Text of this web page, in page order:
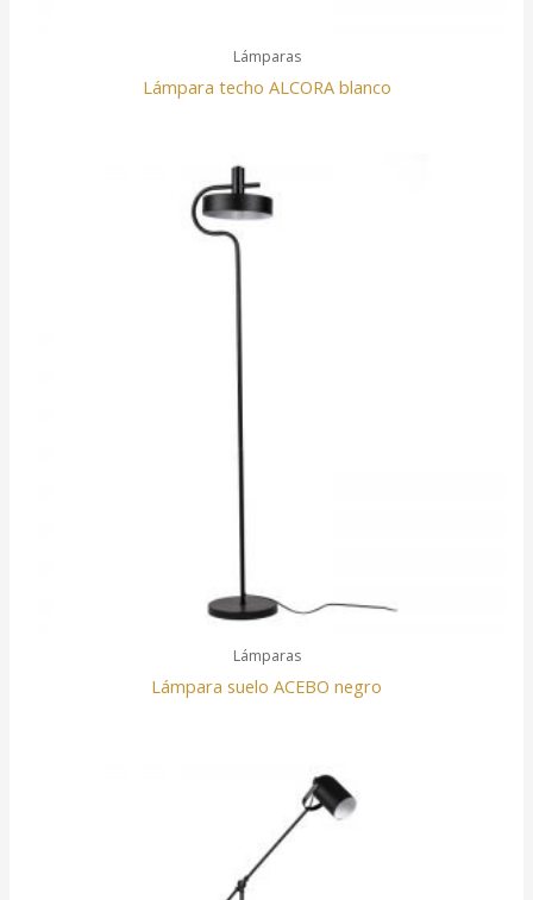
Lámparas
Lámpara techo ALCORA blanco
Lámparas
Lámpara suelo ACEBO negro